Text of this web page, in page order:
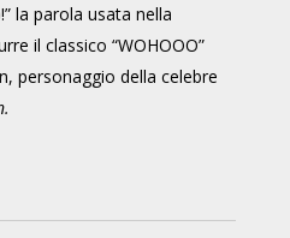
la parola usata nella
il classico “WOHOOO”
personaggio della celebre